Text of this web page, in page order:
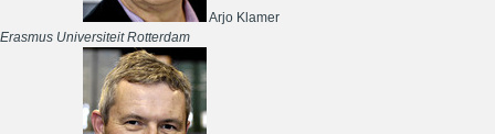
Arjo Klamer
Erasmus Universiteit Rotterdam